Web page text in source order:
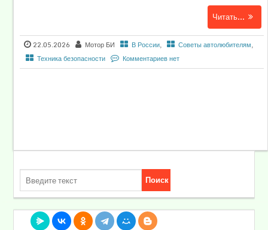
Читать...
22.05.2026 Мотор БИ В России, Советы автолюбителям,
Техника безопасности
Комментариев нет